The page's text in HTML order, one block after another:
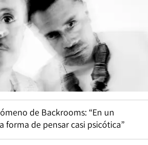
de Backrooms: “En un
de pensar casi psicótica”